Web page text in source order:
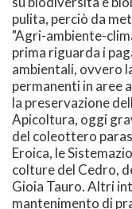
pulita, perciò da
"Agri-ambiente-
prima riguarda i
ambientali, ovvero
permanenti in aree
la preservazione
Apicoltura, oggi
del coleottero
Eroica, le
colture del Cedro,
Gioia Tauro. Altri
mantenimento di